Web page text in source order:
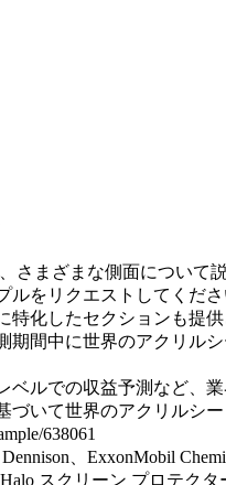
まざまな側面について
をリクエストしてくださ
化したセクションも提
間中に世界のアクリル
ルでの収益予測など、
いて世界のアクリルシ
638061
、ExxonMobil
スクリーン プロテク